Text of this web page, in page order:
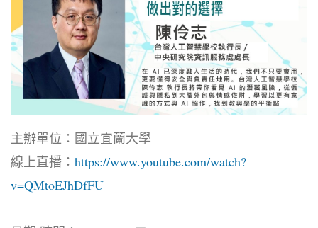
主辦單位：國立宜蘭大學
線上直播： https://www.youtube.com/watch?
v=QMtoEJhDfFU